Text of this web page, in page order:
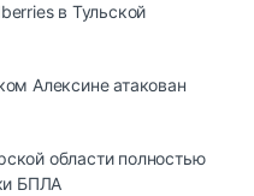
в Тульской
Алексине атакован
области полностью
БПЛА